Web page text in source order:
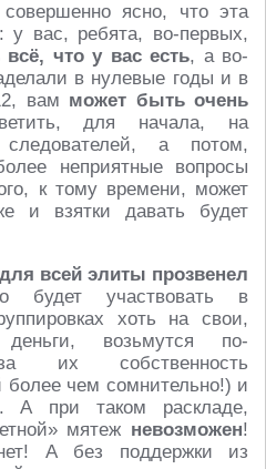
совершенно ясно, что эта
у вас, ребята, во-первых,
всё, что у вас есть, а во-
в нулевые годы и в
вам может быть очень
для начала, на
а потом,
неприятные вопросы
к тому времени, может
и взятки давать будет
для всей элиты прозвенел
участвовать в
хоть на свои,
возьмутся по-
их собственность
более чем сомнительно!) и
А при таком раскладе,
мятеж невозможен!
А без поддержки из